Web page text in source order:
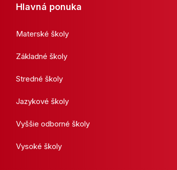
Hlavná ponuka
Materské školy
Základné školy
Stredné školy
Jazykové školy
Vyššie odborné školy
Vysoké školy